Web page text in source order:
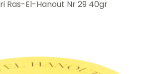
Ras-El-Hanout Nr 29 40gr